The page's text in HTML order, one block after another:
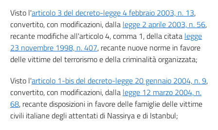
Visto l'articolo 3 del decreto-legge 4 febbraio 2003, n. 13,
convertito, con modificazioni, dalla legge 2 aprile 2003, n. 56,
recante modifiche all'articolo 4, comma 1, della citata legge
23 novembre 1998, n. 407, recante nuove norme in favore
delle vittime del terrorismo e della criminalità organizzata;
Visto l'articolo 1-bis del decreto-legge 20 gennaio 2004, n. 9,
convertito, con modificazioni, dalla legge 12 marzo 2004, n.
68, recante disposizioni in favore delle famiglie delle vittime
civili italiane degli attentati di Nassirya e di Istanbul;